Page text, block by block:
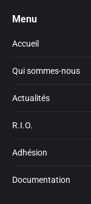
opens
window
in
window
Menu
Accueil
Qui sommes-nous
Actualités
R.I.O.
Adhésion
Documentation